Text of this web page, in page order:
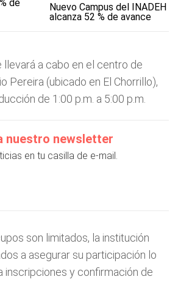
Nuevo Campus del INADEH
alcanza 52 % de avance
llevará a cabo en el centro de
Pereira (ubicado en El Chorrillo),
de 1:00 p.m. a 5:00 p.m.
nuestro newsletter
en tu casilla de e-mail.
son limitados, la institución
a asegurar su participación lo
inscripciones y confirmación de